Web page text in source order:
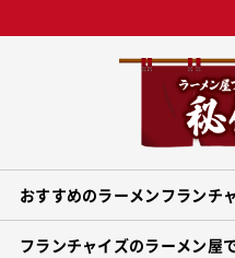
おすすめのラーメンフランチ
フランチャイズのラーメン屋